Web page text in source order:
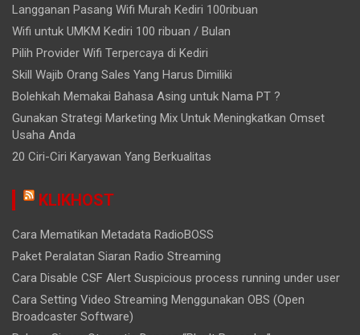
Langganan Pasang Wifi Murah Kediri 100ribuan
Wifi untuk UMKM Kediri 100 ribuan / Bulan
Pilih Provider Wifi Terpercaya di Kediri
Skill Wajib Orang Sales Yang Harus Dimiliki
Bolehkah Memakai Bahasa Asing untuk Nama PT ?
Gunakan Strategi Marketing Mix Untuk Meningkatkan Omset
Usaha Anda
20 Ciri-Ciri Karyawan Yang Berkualitas
KLIKHOST
Cara Mematikan Metadata RadioBOSS
Paket Peralatan Siaran Radio Streaming
Cara Disable CSF Alert Suspicious process running under user
Cara Setting Video Streaming Menggunakan OBS (Open
Broadcaster Software)